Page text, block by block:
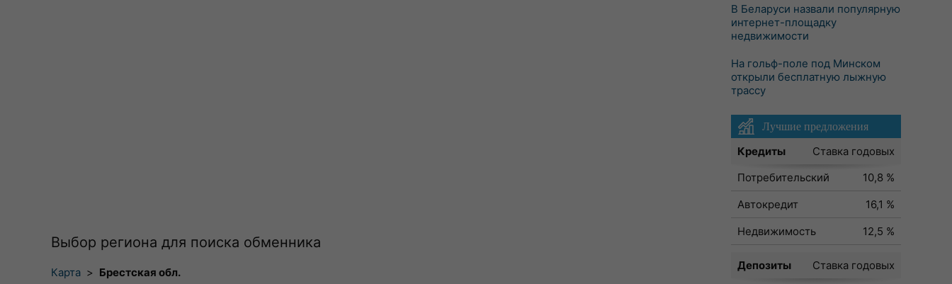
Выбор региона для поиска обменника
Карта > Брестская обл.
В Беларуси назвали популярную
интернет-площадку
недвижимости
На гольф-поле под Минском
открыли бесплатную лыжную
трассу
Лучшие предложения
Кредиты
Ставка годовых
Потребительский
10,8 %
Автокредит
16,1 %
Недвижимость
12,5 %
Депозиты
Ставка годовых